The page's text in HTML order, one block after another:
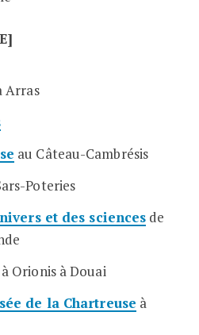
Arras
au Câteau-Cambrésis
Poteries
et des sciences de
Orionis à Douai
de la Chartreuse à